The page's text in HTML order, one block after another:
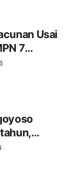
Usai
7